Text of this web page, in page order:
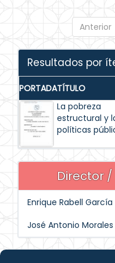
Anterior
Resultados por
PORTADATÍTULO
La pobreza
estructural y
políticas
Director
Enrique Rabell García
José Antonio Morales